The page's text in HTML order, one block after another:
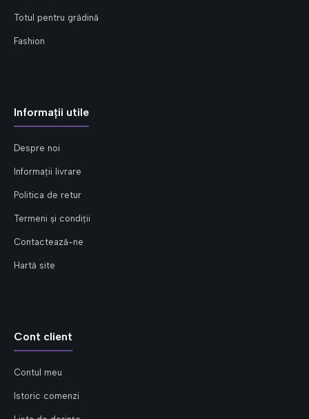
Totul pentru grădină
Fashion
Informații utile
Despre noi
Informații livrare
Politica de retur
Termeni și condiții
Contactează-ne
Hartă site
Cont client
Contul meu
Istoric comenzi